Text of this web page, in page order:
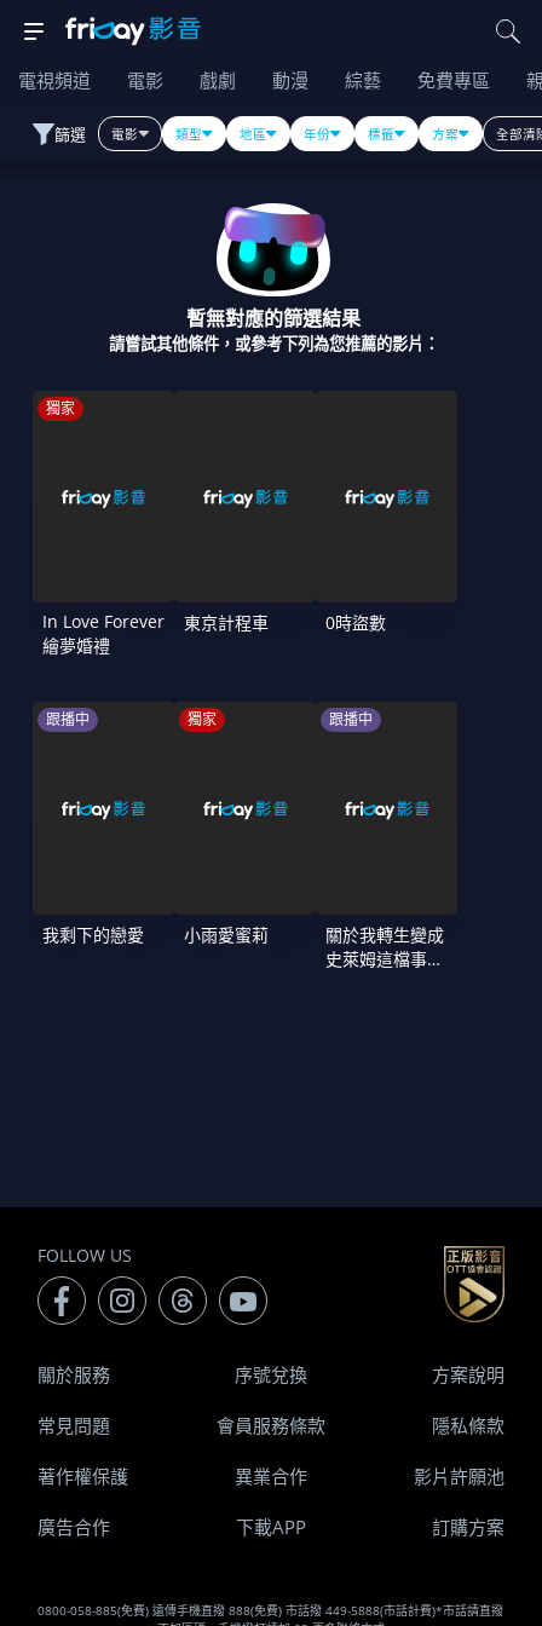
電視頻道 電影 戲劇 動漫 綜藝 免費專區
篩選 電影 類型 地區 年份 標籤 方案 全部清
暫無對應的篩選結果
請嘗試其他條件，或參考下列為您推薦的影片：
獨家
In Love Forever
繪夢婚禮
東京計程車 0時盜數
跟播中
我剩下的戀愛
獨家
小雨愛蜜莉
跟播中
關於我轉生變成
史萊姆這檔事
FOLLOW US
0800-058-885(免費) 遠傳手機直撥 888(免費) 市話撥 449-5888(市話計費)*市話請直撥
關於服務 序號兌換 方案說明
常見問題 會員服務條款 隱私條款
著作權保護 異業合作 影片許願池
廣告合作 下載APP 訂購方案